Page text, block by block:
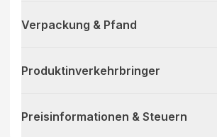
Verpackung & Pfand
Produktinverkehrbringer
Preisinformationen & Steuern